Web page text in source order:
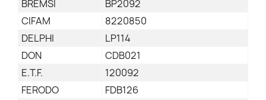
BREMSI
BP2092
CIFAM
8220850
DELPHI
LP114
DON
CDB021
E.T.F.
120092
FERODO
FDB126